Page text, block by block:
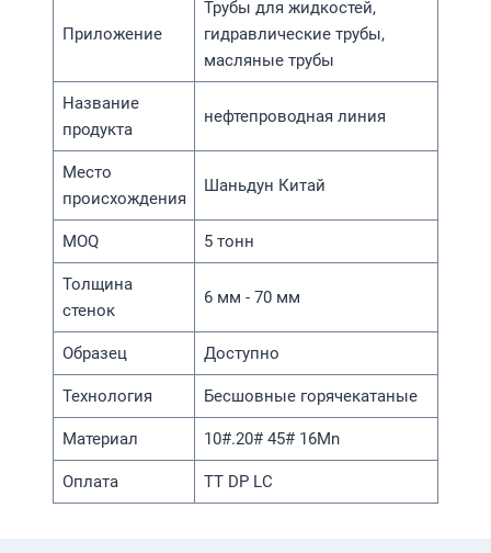
Приложение
Трубы для жидкостей,
гидравлические трубы,
масляные трубы
Название
продукта
нефтепроводная линия
Место
происхождения
Шаньдун Китай
MOQ 5 тонн
Толщина
стенок
6 мм - 70 мм
Образец Доступно
Технология Бесшовные горячекатаные
Материал 10#.20# 45# 16Mn
Оплата TT DP LC